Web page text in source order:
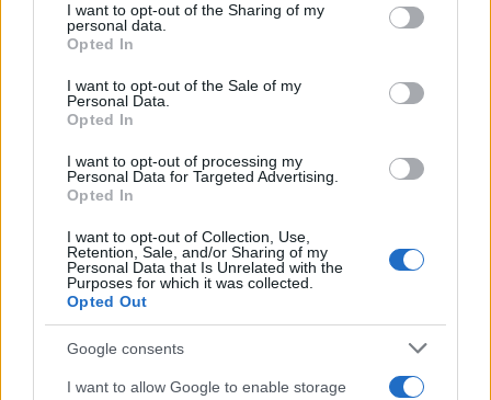
not limited to your visit or usage behaviour. You may click to
grant or deny consent to Google and its third-party tags to
use your data for below specified purposes in below Google
consent section.
I want to opt-out of the Sharing of my
personal data.
Opted In
I want to opt-out of the Sale of my
Personal Data.
Opted In
I want to opt-out of processing my
Personal Data for Targeted Advertising.
Opted In
I want to opt-out of Collection, Use,
Retention, Sale, and/or Sharing of my
Personal Data that Is Unrelated with the
Purposes for which it was collected.
Opted Out
Google consents
I want to allow Google to enable storage
Continua a leggere
NERD NEWS